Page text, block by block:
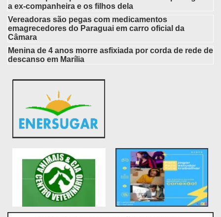
a ex-companheira e os filhos dela
Vereadoras são pegas com medicamentos
emagrecedores do Paraguai em carro oficial da
Câmara
Menina de 4 anos morre asfixiada por corda de rede de
descanso em Marília